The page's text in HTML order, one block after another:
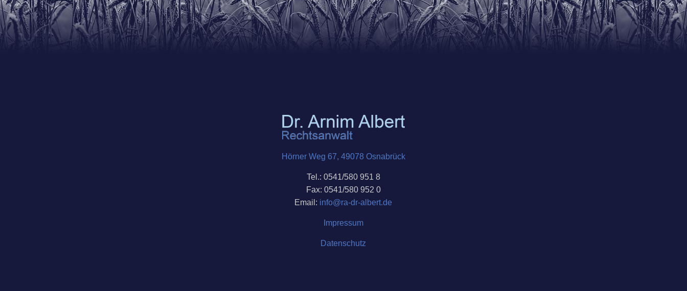
Hörner Weg 67, 49078 Osnabrück
Tel.: 0541/580 951 8
Fax: 0541/580 952 0
Email: info@ra-dr-albert.de
Impressum
Datenschutz